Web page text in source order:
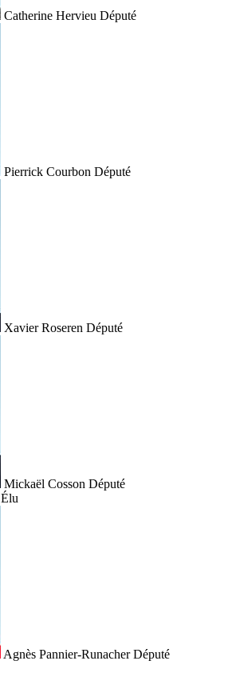
Catherine Hervieu Député
Pierrick Courbon Député
Xavier Roseren Député
Mickaël Cosson Député
Élu
Agnès Pannier-Runacher Député